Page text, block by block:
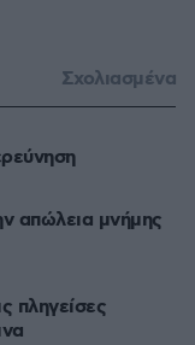
Σχολιασμένα
απώλεια μνήμης
πληγείσες